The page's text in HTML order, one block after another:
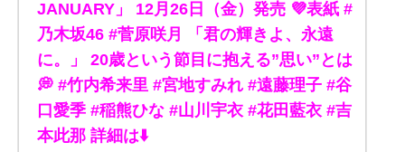
JANUARY」 12月26日（金）発売 💜表紙 #
乃木坂46 #菅原咲月 「君の輝きよ、永遠
に。」 20歳という節目に抱える”思い”とは
💭 #竹内希来里 #宮地すみれ #遠藤理子 #谷
口愛季 #稲熊ひな #山川宇衣 #花田藍衣 #吉
本此那 詳細は⬇️